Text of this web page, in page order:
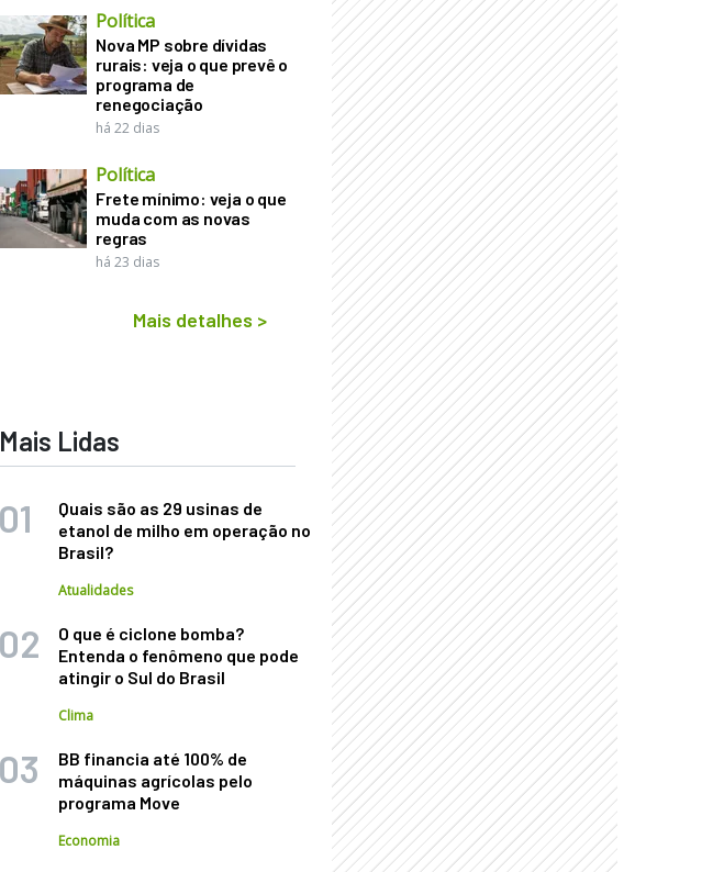
Política
Nova MP sobre dívidas
rurais: veja o que prevê o
programa de
renegociação
há 22 dias
Política
Frete mínimo: veja o que
muda com as novas
regras
há 23 dias
Mais detalhes >
Mais Lidas
Quais são as 29 usinas de
etanol de milho em operação no
Brasil?
Atualidades
O que é ciclone bomba?
Entenda o fenômeno que pode
atingir o Sul do Brasil
Clima
BB financia até 100% de
máquinas agrícolas pelo
programa Move
Economia